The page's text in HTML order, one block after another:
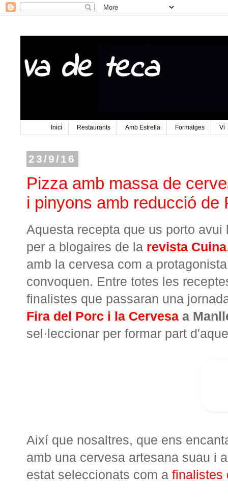
Va de teca
Inici Restaurants Amb Estrella Formatges Vi
23/9/16
Pizza amb massa de
i pinyons amb reducció de
Aquesta recepta que us porto
per a blogaires de la revista Cuina
amb la cervesa com a
convoquen. Entre totes les
finalistes que passaran una
Fira del Porc i la Cervesa a
sel·leccionar per formar part
Així que nosaltres, que ens
amb una cervesa artesana suau i
estat seleccionats com a finalistes